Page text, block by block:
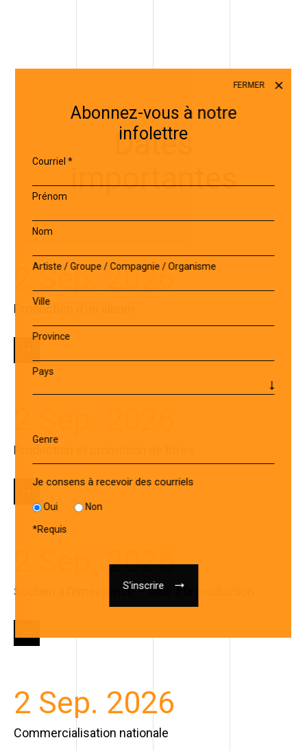
Dates
importantes
2 Sep. 2026
Production d’un album
Production et promotion de titres
2 Sep. 2026
Soutien à l’émergence – Aide à la production
2 Sep. 2026
Commercialisation nationale
FERMER
Abonnez-vous à notre
infolettre
Courriel*
Prénom
Nom
Artiste / Groupe / Compagnie / Organisme
Ville
Province
Pays
Genre
Je consens à recevoir des courriels
Oui Non
*Requis